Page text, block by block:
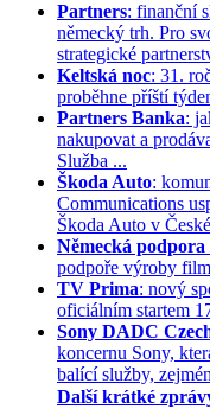
Partners: finanční
německý trh. Pro
strategické
Keltská noc: 31.
proběhne příští
Partners Banka:
nakupovat a
Služba ...
Škoda Auto:
Communications
Škoda Auto v
Německá
podpoře výroby
TV Prima: nový
oficiálním startem
Sony DADC
koncernu Sony,
balící služby,
Další krátké